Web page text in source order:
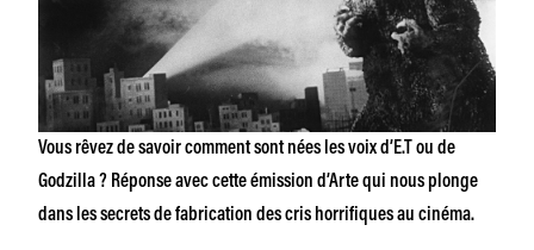
Vous rêvez de savoir comment sont nées les voix d’E.T ou de
Godzilla ? Réponse avec cette émission d’Arte qui nous plonge
dans les secrets de fabrication des cris horrifiques au cinéma.